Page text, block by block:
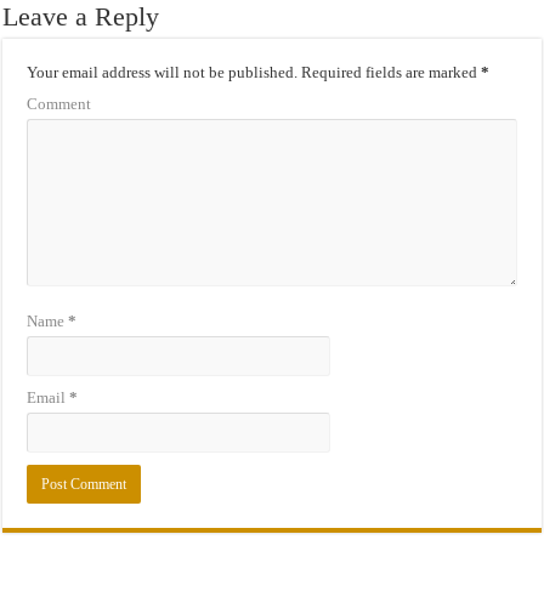
Leave a Reply
Your email address will not be published. Required fields are marked*
Comment
Name*
Email*